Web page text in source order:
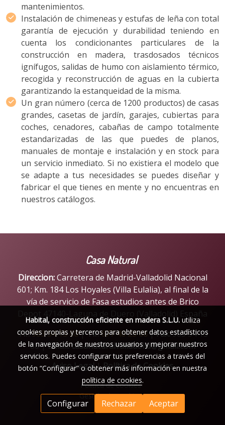
mantenimientos.
Instalación de chimeneas y estufas de leña con total
garantía de ejecución y durabilidad teniendo en
cuenta los condicionantes particulares de la
construcción en madera, trasdosados técnicos
ignífugos, salidas de humo con aislamiento térmico,
recogida y reconstrucción de aguas en la cubierta
garantizando la estanqueidad de la misma.
Un gran número (cerca de 1200 productos) de casas
grandes, casetas de jardín, garajes, cubiertas para
coches, cenadores, cabañas de campo totalmente
estandarizadas de las que puedes de planos,
manuales de montaje e instalación y en stock para
un servicio inmediato. Si no existiera el modelo que
se adapte a tus necesidades se puedes diseñar y
fabricar el que tienes en mente y no encuentras en
nuestros catálogos.
Casa Natural
Direccion:Carretera de Madrid-Valladolid Nacional
601; Km. 184 Los Hoyales (Villa Eulalia), al final de la
vía de servicio de Fasa estudios antes de Brico
Depot 47140-Laguna de Duero (Valladolid) España
Tlf:983 54 15 88|Tlf:677 40 23 68|Fax:983 54 15
88 |Email:casanaturalvalladolid@gmail.com
Aviso Legal|Política de Cookies
Política de cookies
Gestión de cookies
Habital, construcción eficiente en madera S.L.U.utiliza
cookies propias y terceros para obtener datos estadísticos
de la navegación de nuestros usuarios y mejorar nuestros
servicios. Puedes configurar tus preferencias a través del
botón “Configurar” o obtener más información en nuestra
política de cookies.
Configurar Rechazar Aceptar